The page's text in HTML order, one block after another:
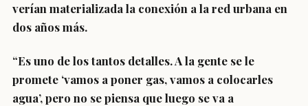
verían materializada la conexión a la red urbana en
dos años más.
“Es uno de los tantos detalles. A la gente se le
promete ‘vamos a poner gas, vamos a colocarles
agua’, pero no se piensa que luego se va a